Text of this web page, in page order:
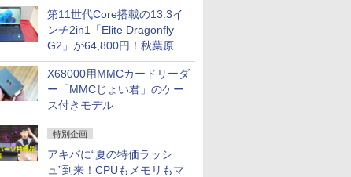
第11世代Core搭載の13.3イ
ンチ2in1「Elite Dragonfly
G2」が64,800円！秋葉原で
中古PCセール
X68000用MMCカードリーダ
ー「MMCじょい君」のケー
ス付きモデル
特別企画
アキバに“夏の特価ラッシ
ュ”到来！CPUもメモリもマ
PUBFUN
パブファンセルフ
IPGネットワーク
TシャツPOD pTa.shop
カスタム写真集POD fabli
Impress Group Publication Informa
tion